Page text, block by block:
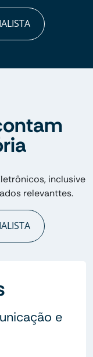
inclusive
relevanttes.
e